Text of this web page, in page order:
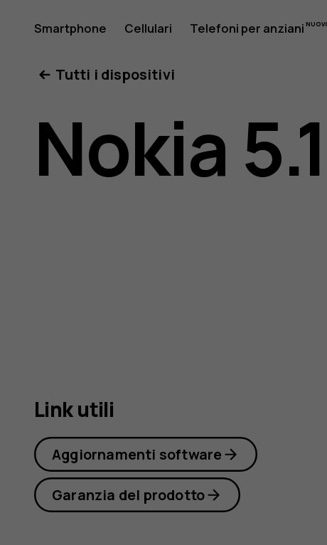
Manuale
d’uso
del
Smartphone Cellulari Telefoni per anziani
Tutti i dispositivi
Nokia 5.1
Link utili
Aggiornamenti software
Garanzia del prodotto